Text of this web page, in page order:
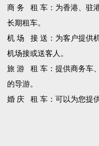
商 务 租 车：为香港、驻
长期租车。
机 场 接 送：为客户提供
机场接或送客人。
旅 游 租 车：提供商务车
的导游。
婚 庆 租 车：可以为您提